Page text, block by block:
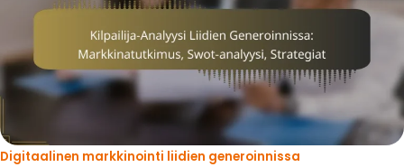
Digitaalinen markkinointi liidien generoinnissa